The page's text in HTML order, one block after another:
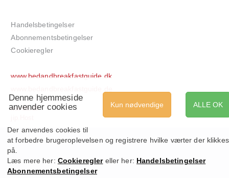
Handelsbetingelser
Abonnementsbetingelser
Cookieregler
www.bedandbreakfastguide.dk
net-bb.dk
ALLE OK
Kun nødvendige
Denne hjemmeside
anvender cookies
Der anvendes cookies til
at forbedre brugeroplevelsen og registrere hvilke værter der klikkes
på.
Læs mere her: Cookiereglereller her: Handelsbetingelser
Abonnementsbetingelser